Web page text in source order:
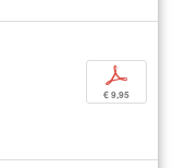
p
€ 9,95